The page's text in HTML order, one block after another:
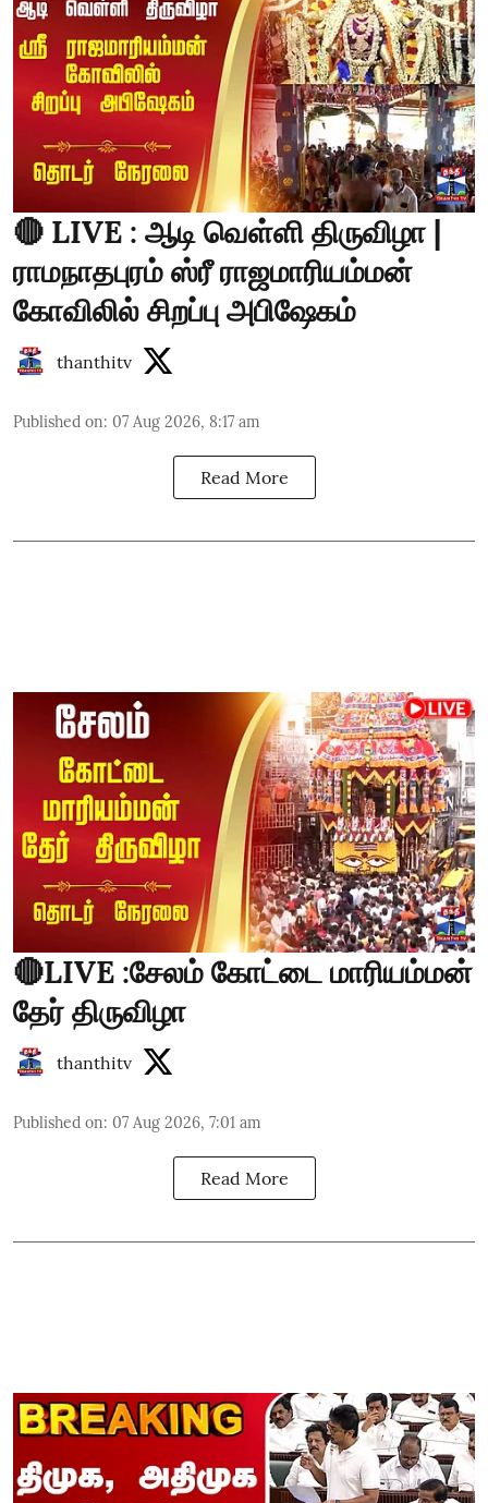
🔴 LIVE : ஆடி வெள்ளி திருவிழா |
ராமநாதபுரம் ஸ்ரீ ராஜமாரியம்மன்
கோவிலில் சிறப்பு அபிஷேகம்
thanthitv
Published on: 07 Aug 2026, 8:17 am
Read More
🔴LIVE :சேலம் கோட்டை மாரியம்மன்
தேர் திருவிழா
thanthitv
Published on: 07 Aug 2026, 7:01 am
Read More